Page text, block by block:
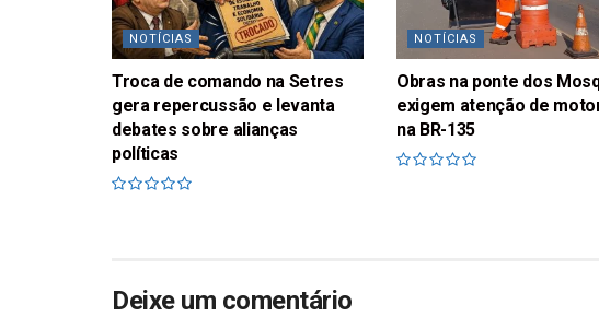
NOTÍCIAS
Troca de comando na Setres
gera repercussão e levanta
debates sobre alianças
políticas
NOTÍCIAS
Obras na ponte dos
exigem atenção de
na BR-135
Deixe um comentário